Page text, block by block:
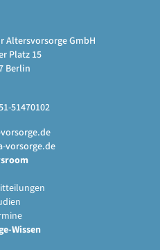
Altersvorsorge GmbH
Platz 15
Berlin
51470102
vorsorge.de
Wissen